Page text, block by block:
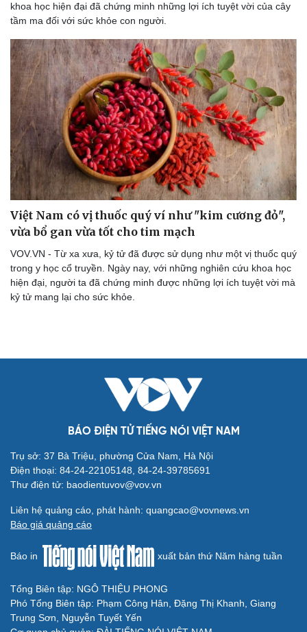
khoa học hiện đại đã chứng minh những lợi ích tuyệt vời của cây
tầm ma đối với sức khỏe con người.
Việt Nam có vị thuốc quý ví như "kim cương đỏ",
vừa bổ gan vừa tốt cho tim mạch
VOV.VN - Từ xa xưa, kỷ tử đã được sử dụng như một vị thuốc quý
trong y học cổ truyền. Ngày nay, với những nghiên cứu khoa học
hiện đại, người ta đã chứng minh được những lợi ích tuyệt vời mà
kỷ tử mang lại cho sức khỏe.
BÁO ĐIỆN TỬ TIẾNG NÓI VIỆT NAM
Trụ sở: 37 Bà Triệu, phường Cửa Nam, Hà Nội
Điện thoại: 84-24-22105148, 84-24-39785691
Thư điện tử: baodientuvov@vov.vn
Liên hệ quảng cáo, phát hành: quangcao@vovnews.vn
Báo giá quảng cáo
Báo in xuất bản thứ Năm hàng tuần
Tổng Biên tập: NGÔ THIỆU PHONG
Phó Tổng Biên tập: Phạm Công Hân, Đặng Thị Khanh, Giang
Trung Sơn, Nguyễn Tuyết Yến